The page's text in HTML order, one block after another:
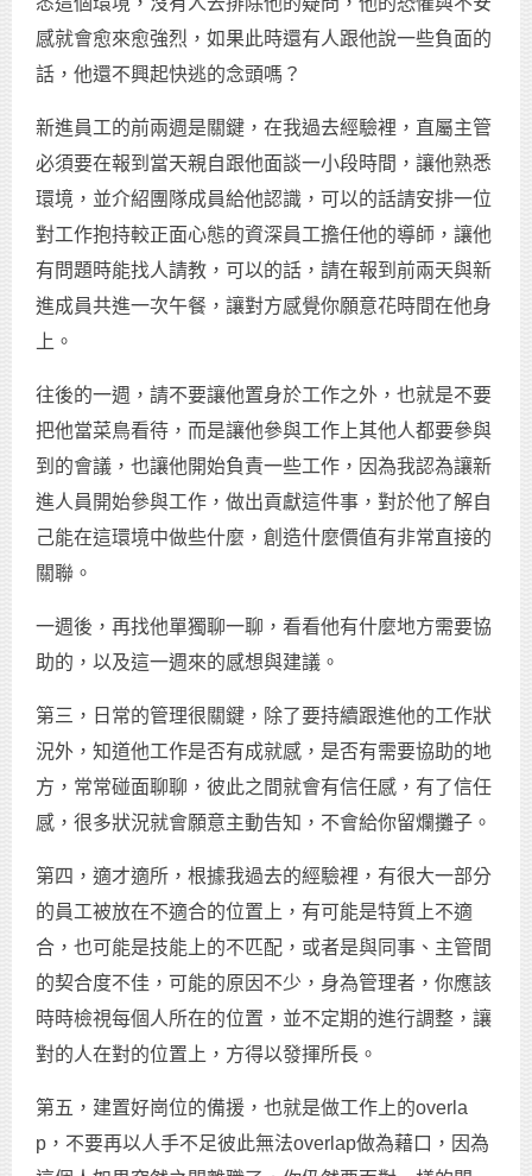
感就會愈來愈強烈，如果此時還有人跟他說一些負面的
話，他還不興起快逃的念頭嗎？
新進員工的前兩週是關鍵，在我過去經驗裡，直屬主管
必須要在報到當天親自跟他面談一小段時間，讓他熟悉
環境，並介紹團隊成員給他認識，可以的話請安排一位
對工作抱持較正面心態的資深員工擔任他的導師，讓他
有問題時能找人請教，可以的話，請在報到前兩天與新
進成員共進一次午餐，讓對方感覺你願意花時間在他身
上。
往後的一週，請不要讓他置身於工作之外，也就是不要
把他當菜鳥看待，而是讓他參與工作上其他人都要參與
到的會議，也讓他開始負責一些工作，因為我認為讓新
進人員開始參與工作，做出貢獻這件事，對於他了解自
己能在這環境中做些什麼，創造什麼價值有非常直接的
關聯。
一週後，再找他單獨聊一聊，看看他有什麼地方需要協
助的，以及這一週來的感想與建議。
第三，日常的管理很關鍵，除了要持續跟進他的工作狀
況外，知道他工作是否有成就感，是否有需要協助的地
方，常常碰面聊聊，彼此之間就會有信任感，有了信任
感，很多狀況就會願意主動告知，不會給你留爛攤子。
第四，適才適所，根據我過去的經驗裡，有很大一部分
的員工被放在不適合的位置上，有可能是特質上不適
合，也可能是技能上的不匹配，或者是與同事、主管間
的契合度不佳，可能的原因不少，身為管理者，你應該
時時檢視每個人所在的位置，並不定期的進行調整，讓
對的人在對的位置上，方得以發揮所長。
第五，建置好崗位的備援，也就是做工作上的overla
p，不要再以人手不足彼此無法overlap做為藉口，因為